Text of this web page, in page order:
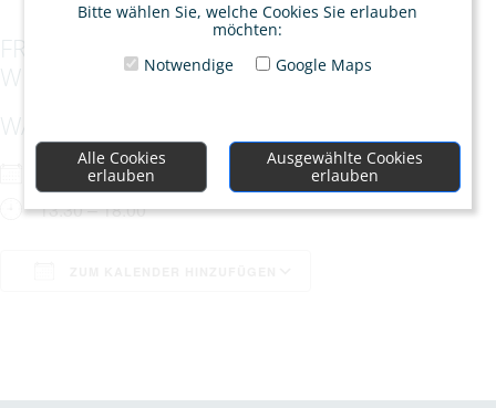
FREUNDESKREIS – DIE KRAFT DER
WEIBLICHEN AHNEN
WANN
So.. 23.02.2025
13:30 – 18:00
Bitte wählen Sie, welche Cookies Sie erlauben
möchten:
Notwendige
Google Maps
Alle Cookies
erlauben
Ausgewählte Cookies
erlauben